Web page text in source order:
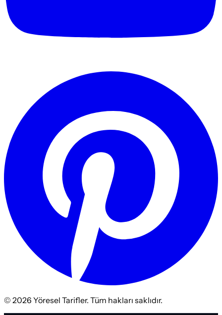
© 2026 Yöresel Tarifler. Tüm hakları saklıdır.